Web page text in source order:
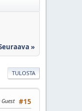
»
TULOSTA
#15